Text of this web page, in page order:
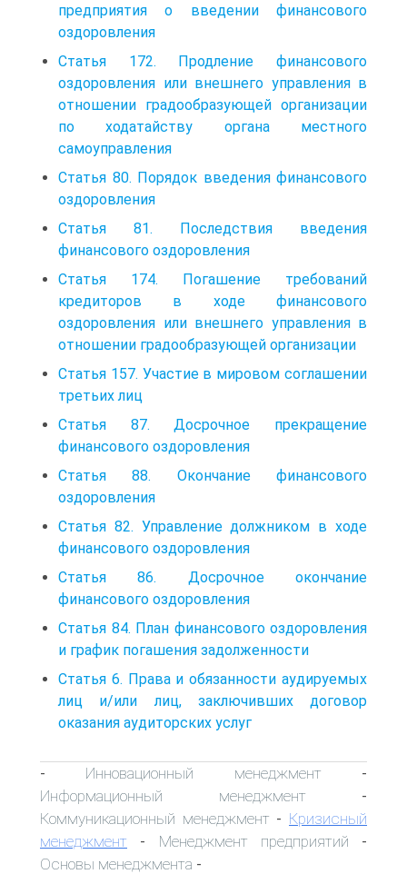
предприятия о введении финансового
оздоровления
Статья 172. Продление финансового
оздоровления или внешнего управления в
отношении градообразующей организации
по ходатайству органа местного
самоуправления
Статья 80. Порядок введения финансового
оздоровления
Статья 81. Последствия введения
финансового оздоровления
Статья 174. Погашение требований
кредиторов в ходе финансового
оздоровления или внешнего управления в
отношении градообразующей организации
Статья 157. Участие в мировом соглашении
третьих лиц
Статья 87. Досрочное прекращение
финансового оздоровления
Статья 88. Окончание финансового
оздоровления
Статья 82. Управление должником в ходе
финансового оздоровления
Статья 86. Досрочное окончание
финансового оздоровления
Статья 84. План финансового оздоровления
и график погашения задолженности
Статья 6. Права и обязанности аудируемых
лиц и/или лиц, заключивших договор
оказания аудиторских услуг
- Инновационный менеджмент -
Информационный менеджмент -
Коммуникационный менеджмент - Кризисный
менеджмент - Менеджмент предприятий -
Основы менеджмента -